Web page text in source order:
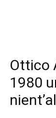
Ottico
1980